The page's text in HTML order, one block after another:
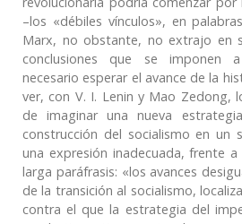
–los «débiles vínculos», en
Marx, no obstante, no extrajo en
conclusiones que se imponen
necesario esperar el avance de la
ver, con V. I. Lenin y Mao Zedong,
de imaginar una nueva
construcción del socialismo en un
una expresión inadecuada, frente
larga paráfrasis: «los avances
de la transición al socialismo,
contra el que la estrategia del